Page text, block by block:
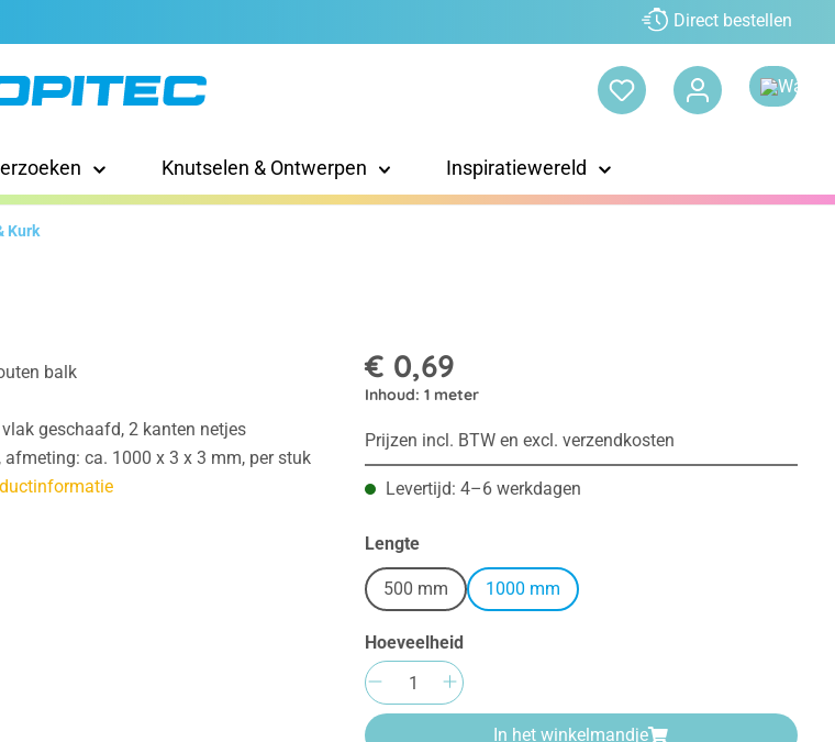
Direct bestellen
Knutselen & Ontwerpen Inspiratiewereld
Kurk
balk
geschaafd, 2 kanten netjes
afmeting: ca. 1000 x 3 x 3 mm, per stuk
€ 0,69
Inhoud: 1 meter
Prijzen incl. BTW en excl. verzendkosten
Levertijd: 4–6 werkdagen
Selecteer
Lengte
500 mm 1000 mm
Hoeveelheid
Producthoeveelheid: Voer de
In het winkelmandje